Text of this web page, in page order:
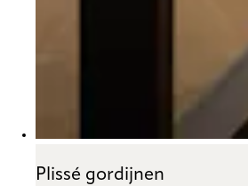
Plissé gordijnen